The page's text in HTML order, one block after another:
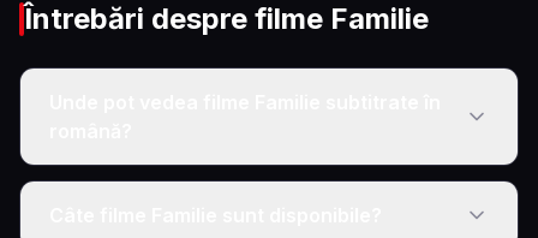
Întrebări despre filme Familie